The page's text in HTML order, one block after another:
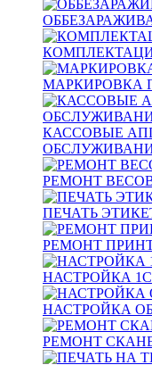
МАРКИРОВКА
КАССОВЫЕ
РЕМОНТ
ПЕЧАТЬ
РЕМОНТ
НАСТРОЙКА 1С
НАСТРОЙКА
РЕМОНТ